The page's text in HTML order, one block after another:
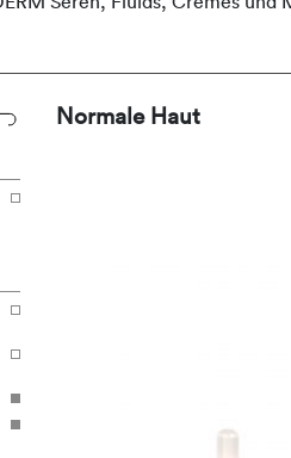
Normale Haut